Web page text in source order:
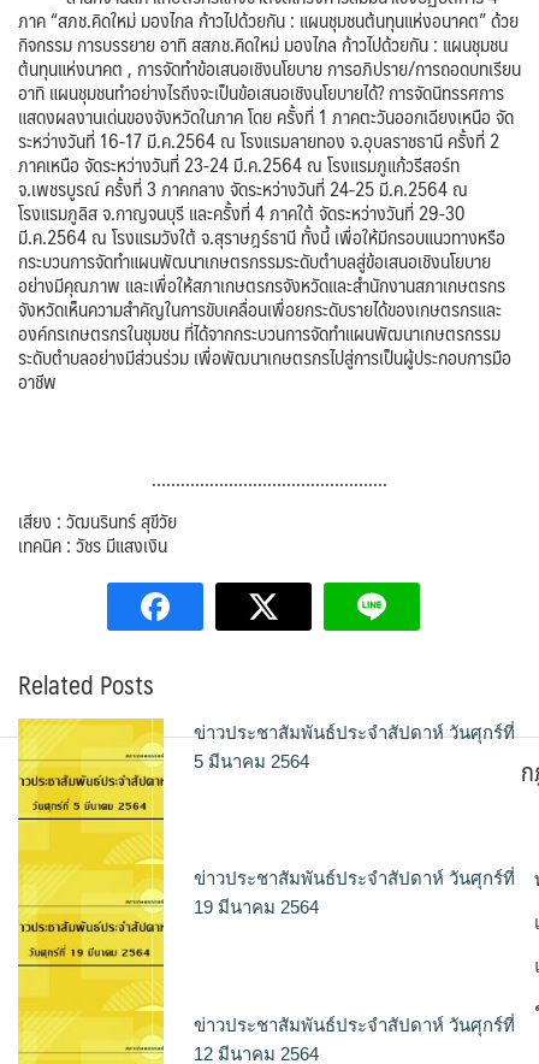
ภาค “สภช.คิดใหม่ มองไกล ก้าวไปด้วยกัน : แผนชุมชนต้นทุนแห่งอนาคต” ด้วย
กิจกรรม การบรรยาย อาทิ สสภช.คิดใหม่ มองไกล ก้าวไปด้วยกัน : แผนชุมชน
ต้นทุนแห่งนาคต , การจัดทำข้อเสนอเชิงนโยบาย การอภิปราย/การถอดบทเรียน
อาทิ แผนชุมชนทำอย่างไรถึงจะเป็นข้อเสนอเชิงนโยบายได้? การจัดนิทรรศการ
แสดงผลงานเด่นของจังหวัดในภาค โดย ครั้งที่ 1 ภาคตะวันออกเฉียงเหนือ จัด
ระหว่างวันที่ 16-17 มี.ค.2564 ณ โรงแรมลายทอง จ.อุบลราชธานี ครั้งที่ 2
ภาคเหนือ จัดระหว่างวันที่ 23-24 มี.ค.2564 ณ โรงแรมภูแก้วรีสอร์ท
จ.เพชรบูรณ์ ครั้งที่ 3 ภาคกลาง จัดระหว่างวันที่ 24-25 มี.ค.2564 ณ
โรงแรมภูลิส จ.กาญจนบุรี และครั้งที่ 4 ภาคใต้ จัดระหว่างวันที่ 29-30
มี.ค.2564 ณ โรงแรมวังใต้ จ.สุราษฎร์ธานี ทั้งนี้ เพื่อให้มีกรอบแนวทางหรือ
กระบวนการจัดทำแผนพัฒนาเกษตรกรรมระดับตำบลสู่ข้อเสนอเชิงนโยบาย
อย่างมีคุณภาพ และเพื่อให้สภาเกษตรกรจังหวัดและสำนักงานสภาเกษตรกร
จังหวัดเห็นความสำคัญในการขับเคลื่อนเพื่อยกระดับรายได้ของเกษตรกรและ
องค์กรเกษตรกรในชุมชน ที่ได้จากกระบวนการจัดทำแผนพัฒนาเกษตรกรรม
ระดับตำบลอย่างมีส่วนร่วม เพื่อพัฒนาเกษตรกรไปสู่การเป็นผู้ประกอบการมือ
อาชีพ
………………………………………….
เสียง : วัฒนรินทร์ สุขีวัย
เทคนิค : วัชร มีแสงเงิน
Related Posts
ข่าวประชาสัมพันธ์ประจำสัปดาห์ วันศุกร์ที่
5 มีนาคม 2564
ข่าวประชาสัมพันธ์ประจำสัปดาห์ วันศุกร์ที่
19 มีนาคม 2564
ข่าวประชาสัมพันธ์ประจำสัปดาห์ วันศุกร์ที่
12 มีนาคม 2564